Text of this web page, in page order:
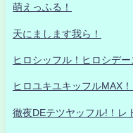
萌えっふる！
天にまします我ら！
ヒロシッフル！ヒロシデ
ヒロユキユキッフルMAX
徹夜DEテツヤッフル!！レ